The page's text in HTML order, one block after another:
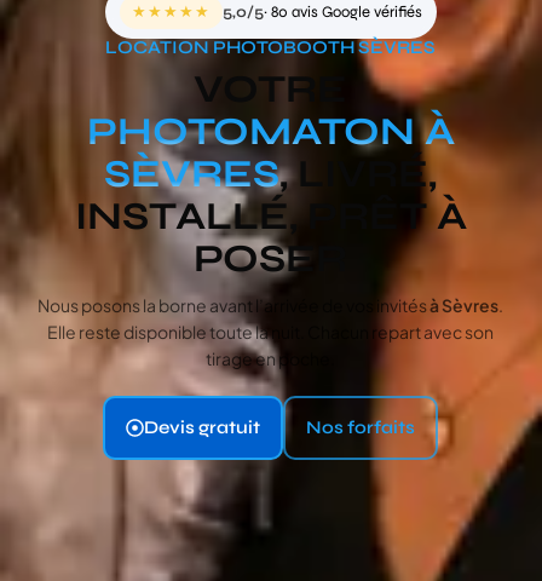
★★★★★ 5,0/5· 80 avis Google vérifiés
LOCATION PHOTOBOOTH SÈVRES
VOTRE
PHOTOMATON À
SÈVRES, LIVRÉ,
INSTALLÉ, PRÊT À
POSER
Nous posons la borne avant l’arrivée de vos invitésà Sèvres
Elle reste disponible toute la nuit. Chacun repart avec son
tirage en poche.
Devis gratuit Nos forfaits